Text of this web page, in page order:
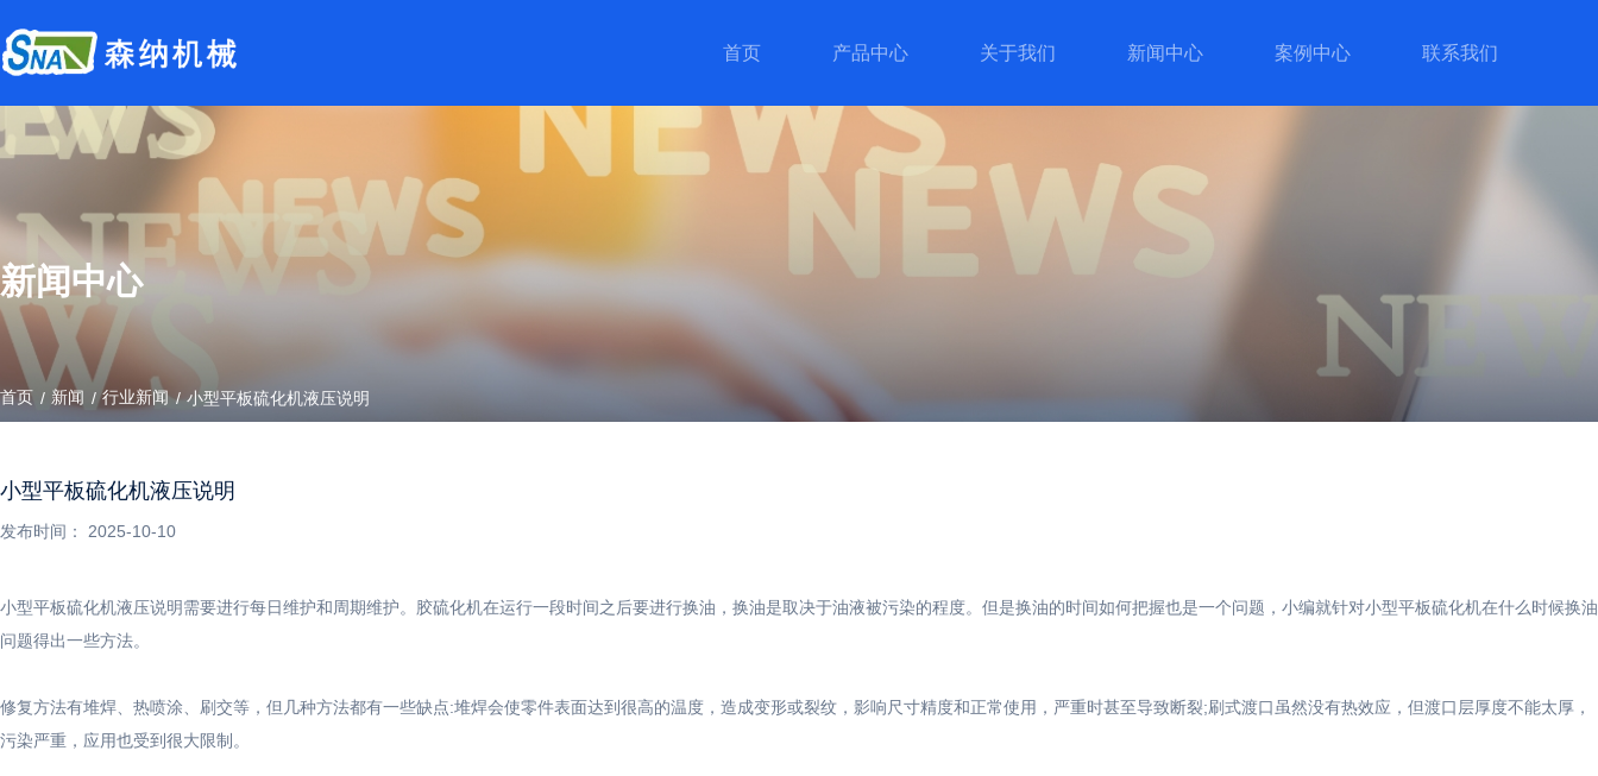
首页 产品中心 关于我们 新闻中心 案例中心 联系我们
新闻中心
首页 / 新闻 /行业新闻 / 小型平板硫化机液压说明
小型平板硫化机液压说明
发布时间： 2025-10-10
小型平板硫化机液压说明需要进行每日维护和周期维护。胶硫化机在运行一段时间之后要进行换油，换油是取决于油液被污染的程度。但是换油的时间如何把握也是一个问题，小编就针对小型平板硫化机在什么时候换油
问题得出一些方法。
修复方法有堆焊、热喷涂、刷交等，但几种方法都有一些缺点:堆焊会使零件表面达到很高的温度，造成变形或裂纹，影响尺寸精度和正常使用，严重时甚至导致断裂;刷式渡口虽然没有热效应，但渡口层厚度不能太厚，
污染严重，应用也受到很大限制。